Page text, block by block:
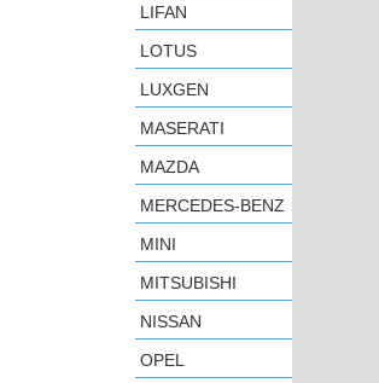
LIFAN
LOTUS
LUXGEN
MASERATI
MAZDA
MERCEDES-BENZ
MINI
MITSUBISHI
NISSAN
OPEL